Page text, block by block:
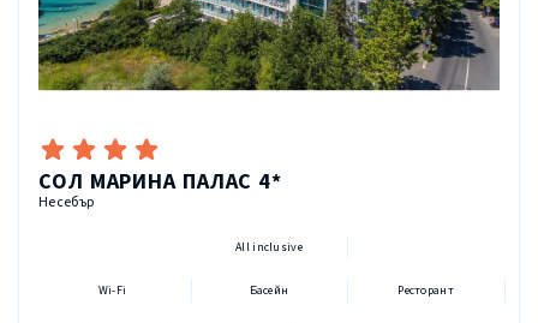
СОЛ МАРИНА ПАЛАС 4*
Несебър
All inclusive
Wi-Fi Басейн Ресторант